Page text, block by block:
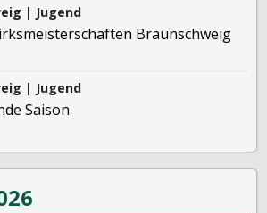
| Jugend
Braunschweig
| Jugend
Saison